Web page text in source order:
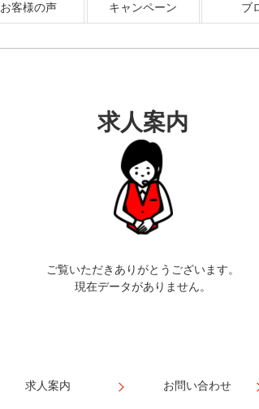
お客様の声 キャンペーン ブ
求人案内
ご覧いただきありがとうございます。
現在データがありません。
求人案内 お問い合わせ